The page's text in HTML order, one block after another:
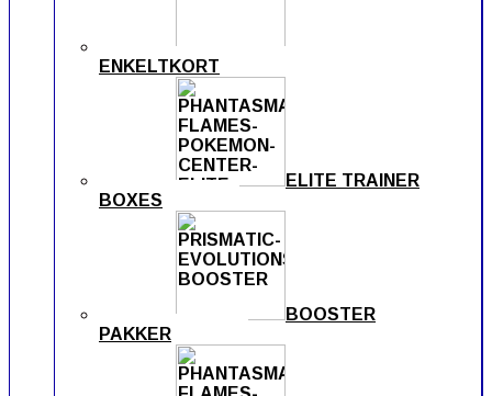
ENKELTKORT
ELITE TRAINER
BOXES
BOOSTER
PAKKER